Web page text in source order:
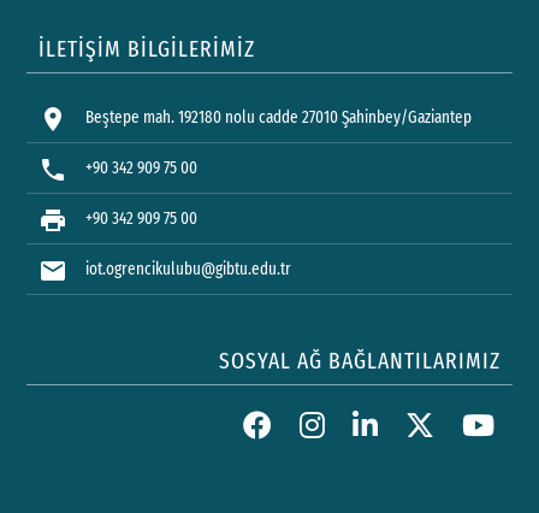
İLETİŞİM BİLGİLERİMİZ
location_on Beştepe mah. 192180 nolu cadde 27010 Şahinbey/Gaziantep
phone +90 342 909 75 00
print +90 342 909 75 00
mail iot.ogrencikulubu@gibtu.edu.tr
SOSYAL AĞ BAĞLANTILARIMIZ